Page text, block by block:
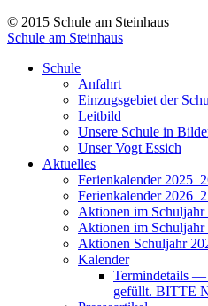
© 2015 Schule am Steinhaus
Schule am Steinhaus
Schule
Anfahrt
Einzugsgebiet der
Leitbild
Unsere Schule in
Unser Vogt Essich
Aktuelles
Ferienkalender
Ferienkalender
Aktionen im Schuljahr
Aktionen im Schuljahr
Aktionen Schuljahr
Kalender
Termindetails —
gefüllt. BITTE